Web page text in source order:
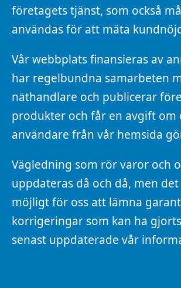
företagets tjänst, som också
användas för att mäta
Vår webbplats finansieras av
har regelbundna samarbeten
näthandlare och publicerar
produkter och får en avgift om
användare från vår hemsida
Vägledning som rör varor och
uppdateras då och då, men
möjligt för oss att lämna
korrigeringar som kan ha
senast uppdaterade vår